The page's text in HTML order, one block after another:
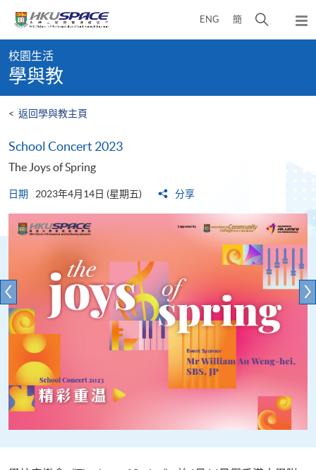
content
ENG 簡
開
彈
出
content
start
校園生活
學與教
< 返回學與教主頁
School Concert 2023
The Joys of Spring
日期 2023年4月14日 (星期五) 分享